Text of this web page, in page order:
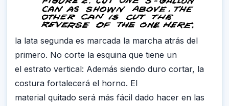
la lata segunda es marcada la marcha atrás del
primero. No corte la esquina que tiene un
el estrato vertical: Además siendo duro cortar, la
costura fortalecerá el horno. El
material quitado será más fácil dado hacer en las